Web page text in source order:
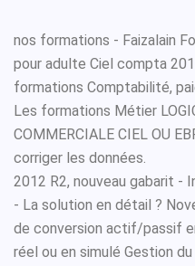
nos formations - Faizalain
pour adulte Ciel compta
formations Comptabilité,
Les formations Métier
COMMERCIALE CIEL OU
corriger les données.
2012 R2, nouveau gabarit -
- La solution en détail ?
de conversion actif/passif
réel ou en simulé Gestion